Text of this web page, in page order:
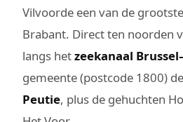
Vilvoorde een van de
Brabant. Direct ten noorden
langs hetzeekanaal
gemeente (postcode 1800)
Peutie, plus de gehuchten